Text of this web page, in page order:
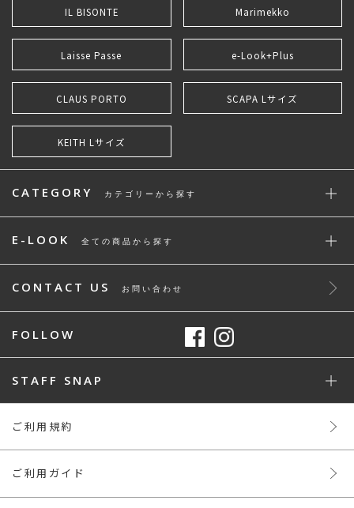
IL BISONTE Marimekko
Laisse Passe e-Look+Plus
CLAUS PORTO SCAPA Lサイズ
KEITH Lサイズ
CATEGORY カテゴリーから探す
E-LOOK 全ての商品から探す
CONTACT US お問い合わせ
FOLLOW
STAFF SNAP
ご利用規約
ご利用ガイド